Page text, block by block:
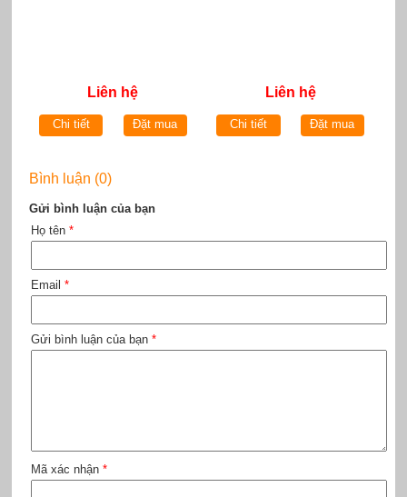
Liên hệ
Chi tiết Đặt mua
Liên hệ
Chi tiết Đặt mua
Bình luận (0)
Gửi bình luận của bạn
Họ tên *
Email *
Gửi bình luận của bạn *
Mã xác nhận *